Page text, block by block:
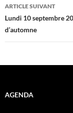
ARTICLE SUIVANT
Lundi 10 septembre
d’automne
AGENDA